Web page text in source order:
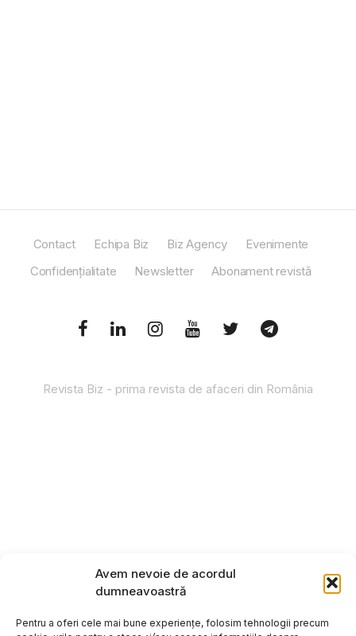
Avem nevoie de acordul
dumneavoastră
Pentru a oferi cele mai bune experiențe, folosim tehnologii precum
Contact Echipa Biz Biz Agency
Evenimente
Confidențialitate
Newsletter Abonament revistă
Revista Biz - prima revista de afaceri din România